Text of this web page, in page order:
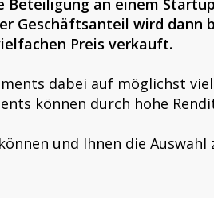
Geschäftsanteil wird
Preis verkauft.
dabei auf möglichst
können durch hohe
und Ihnen die